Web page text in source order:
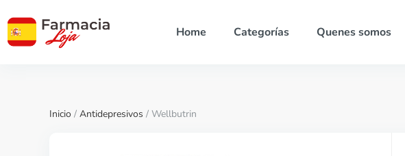
Home Categorías Quenes somos
Inicio / Antidepresivos / Wellbutrin